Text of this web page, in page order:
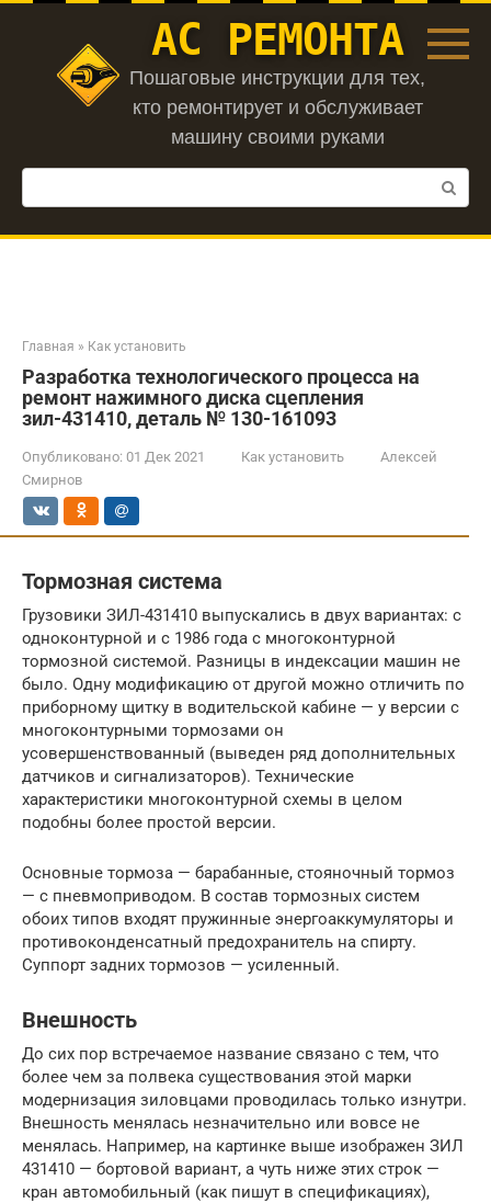
Перейти
АС РЕМОНТА
Пошаговые инструкции для тех,
кто ремонтирует и обслуживает
машину своими руками
Поиск:
Главная » Как установить
Разработка технологического процесса на
ремонт нажимного диска сцепления
зил-431410, деталь № 130-161093
Опубликовано: 01 Дек 2021 Как установить
Алексей
Смирнов
Тормозная система
Грузовики ЗИЛ-431410 выпускались в двух вариантах: с
одноконтурной и с 1986 года с многоконтурной
тормозной системой. Разницы в индексации машин не
было. Одну модификацию от другой можно отличить по
приборному щитку в водительской кабине — у версии с
многоконтурными тормозами он
усовершенствованный (выведен ряд дополнительных
датчиков и сигнализаторов). Технические
характеристики многоконтурной схемы в целом
подобны более простой версии.
Основные тормоза — барабанные, стояночный тормоз
— с пневмоприводом. В состав тормозных систем
обоих типов входят пружинные энергоаккумуляторы и
противоконденсатный предохранитель на спирту.
Суппорт задних тормозов — усиленный.
Внешность
До сих пор встречаемое название связано с тем, что
более чем за полвека существования этой марки
модернизация зиловцами проводилась только изнутри.
Внешность менялась незначительно или вовсе не
менялась. Например, на картинке выше изображен ЗИЛ
431410 — бортовой вариант, а чуть ниже этих строк —
кран автомобильный (как пишут в спецификациях),